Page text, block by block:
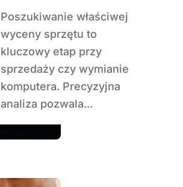
Poszukiwanie właściwej
wyceny sprzętu to
kluczowy etap przy
sprzedaży czy wymianie
komputera. Precyzyjna
analiza pozwala...